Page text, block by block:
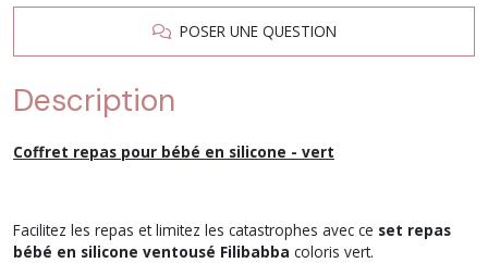
POSER UNE QUESTION
Description
Coffret repas pour bébé en silicone - vert
Facilitez les repas et limitez les catastrophes avec ce set repas
bébé en silicone ventousé Filibabba coloris vert.